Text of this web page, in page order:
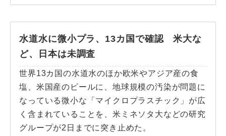
水道水に微小プラ、13カ国で確認 米大な
ど、日本は未調査
世界13カ国の水道水のほか欧米やアジア産の食
塩、米国産のビールに、地球規模の汚染が問題に
なっている微小な「マイクロプラスチック」が広
く含まれていることを、米ミネソタ大などの研究
グループが2日までに突き止めた。